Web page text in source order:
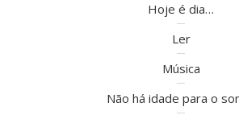
Hoje é dia…
Ler
Música
Não há idade para o